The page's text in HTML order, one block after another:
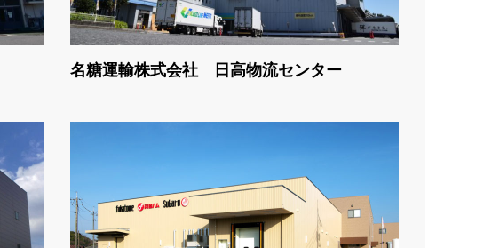
名糖運輸株式会社 日高物流センター